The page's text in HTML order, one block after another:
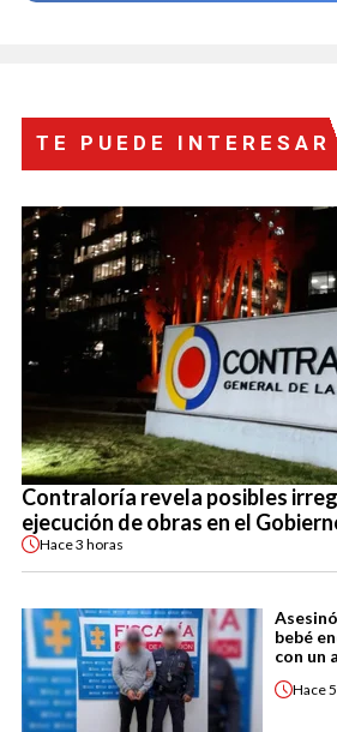
TE PUEDE INTERESAR
Contraloría revela posibles
ejecución de obras en el
Hace3 horas
bebé
con un
Hace